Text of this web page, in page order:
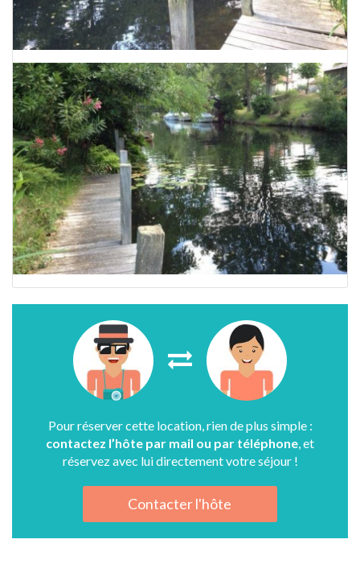
Pour réserver cette location, rien de plus simple :
contactez l’hôte par mail ou par téléphone , et
réservez avec lui directement votre séjour !
Contacter l'hôte